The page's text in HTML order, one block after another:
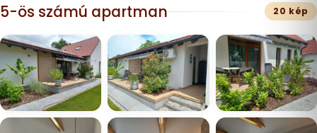
5-ös számú apartman 20 kép